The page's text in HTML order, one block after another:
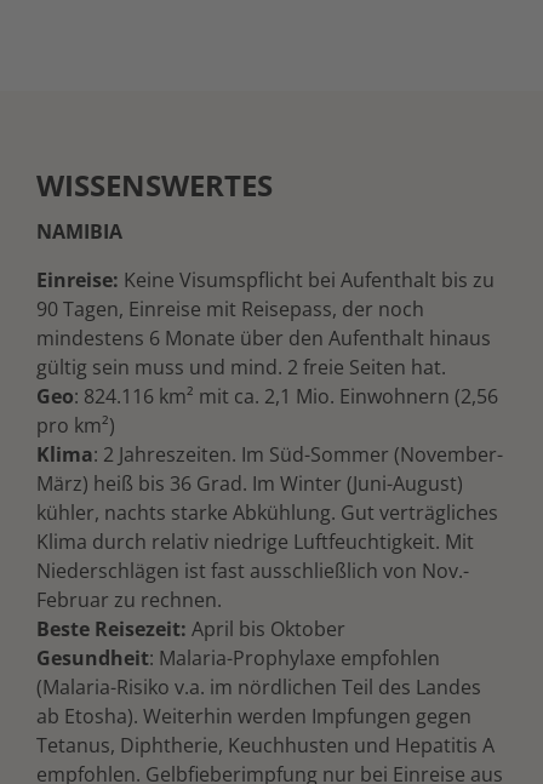
WISSENSWERTES
NAMIBIA
Einreise: Keine Visumspflicht bei Aufenthalt bis zu
90 Tagen, Einreise mit Reisepass, der noch
mindestens 6 Monate über den Aufenthalt hinaus
gültig sein muss und mind. 2 freie Seiten hat.
Geo: 824.116 km² mit ca. 2,1 Mio. Einwohnern (2,56
pro km²)
Klima: 2 Jahreszeiten. Im Süd-Sommer (November-
März) heiß bis 36 Grad. Im Winter (Juni-August)
kühler, nachts starke Abkühlung. Gut verträgliches
Klima durch relativ niedrige Luftfeuchtigkeit. Mit
Niederschlägen ist fast ausschließlich von Nov.-
Februar zu rechnen.
Beste Reisezeit: April bis Oktober
Gesundheit: Malaria-Prophylaxe empfohlen
(Malaria-Risiko v.a. im nördlichen Teil des Landes
ab Etosha). Weiterhin werden Impfungen gegen
Tetanus, Diphtherie, Keuchhusten und Hepatitis A
empfohlen. Gelbfieberimpfung nur bei Einreise aus